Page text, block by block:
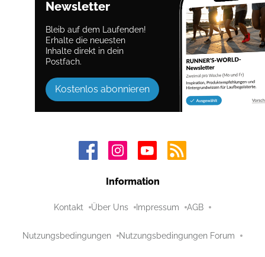
Newsletter
Bleib auf dem Laufenden!
Erhalte die neuesten
Inhalte direkt in dein
Postfach.
Kostenlos abonnieren
Information
Kontakt Über Uns Impressum AGB
Nutzungsbedingungen Nutzungsbedingungen Forum